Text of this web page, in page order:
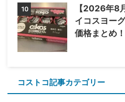
10
【2026年8
イコスヨー
価格まとめ！
コストコ記事カテゴリー